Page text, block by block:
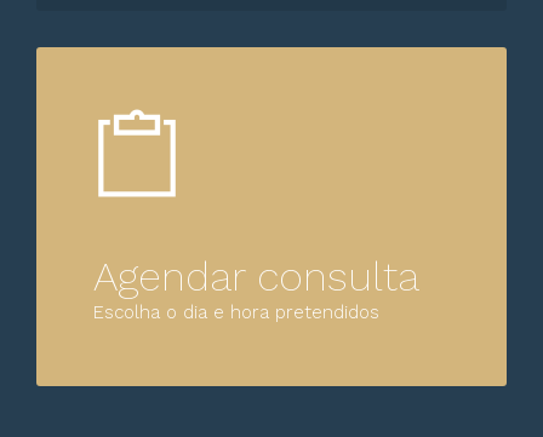
Agendar consulta
Escolha o dia e hora pretendidos